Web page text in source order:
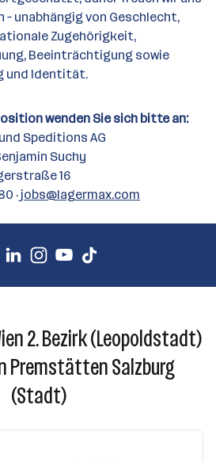
– unabhängig von Geschlecht,
Zugehörigkeit,
Beeinträchtigung sowie
und Identität.
wenden Sie sich bitte an:
Speditions AG
Suchy
16
· jobs@lagermax.com
2. Bezirk (Leopoldstadt)
Premstätten Salzburg
(Stadt)